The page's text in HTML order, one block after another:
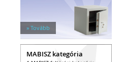
» Tovább
MABISZ kategória